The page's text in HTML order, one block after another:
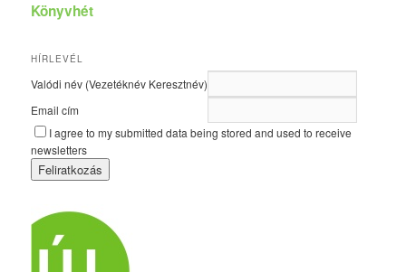
Könyvhét
HÍRLEVÉL
Valódi név (Vezetéknév Keresztnév)
Email cím
I agree to my submitted data being stored and used to receive
newsletters